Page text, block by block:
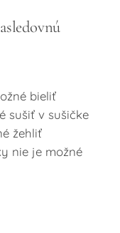
bieliť
sušiť v sušičke
žehliť
nie je možné